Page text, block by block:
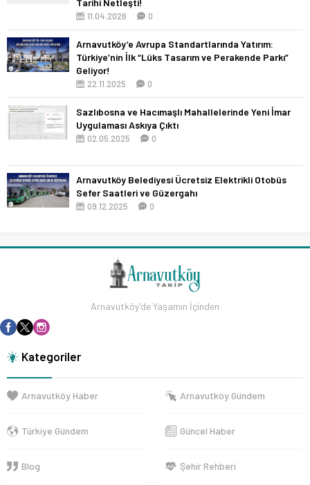
11.04.2026 0
Arnavutköy’e Avrupa Standartlarında Yatırım:
Türkiye’nin İlk “Lüks Tasarım ve Perakende Parkı”
Geliyor!
22.11.2025 0
Sazlıbosna ve Hacımaşlı Mahallelerinde Yeni İmar
Uygulaması Askıya Çıktı
02.05.2025 0
Arnavutköy Belediyesi Ücretsiz Elektrikli Otobüs
Sefer Saatleri ve Güzergahı
09.12.2025 0
Arnavutköy'de Yaşamın İçinden
Kategoriler
Arnavutköy Haber Arnavutköy Gündem
Türkiye Gündem Güncel Haber
Blog Şehir Rehberi